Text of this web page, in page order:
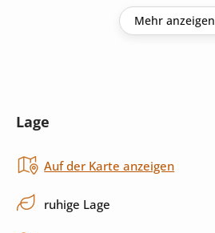
Toaster
Herd
Küchenutensilien
Mehr anzeigen
Lage
Auf der Karte anzeigen
ruhige Lage